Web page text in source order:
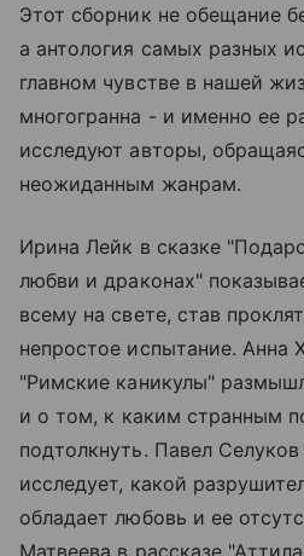
Этот сборник не обещание
а антология самых разных
главном чувстве в нашей
многогранна - и именно ее
исследуют авторы,
неожиданным жанрам.
Ирина Лейк в сказке
любви и драконах"
всему на свете, став
непростое испытание. Анна
"Римские каникулы"
и о том, к каким странным
подтолкнуть. Павел
исследует, какой
обладает любовь и ее
Матвеева в рассказе